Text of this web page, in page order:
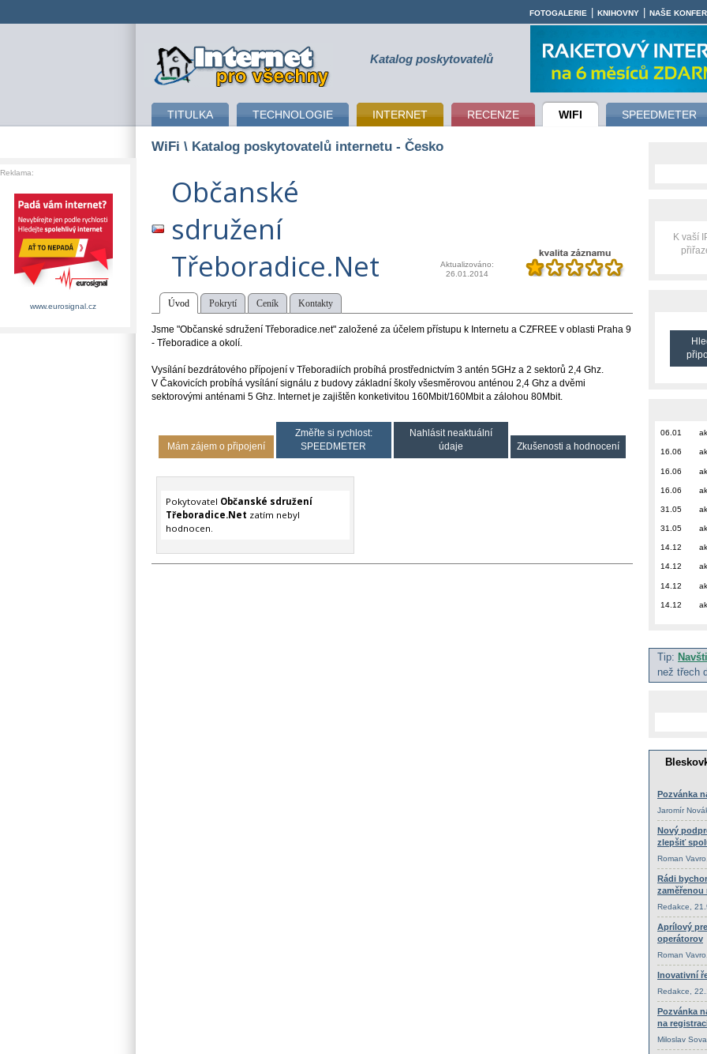
připojení k internetu Katalog poskytovatelů
TITULKA TECHNOLOGIE INTERNET RECENZE WIFI SPEEDMETER
FOTOGALERIE KNIHOVNY NAŠE
WiFi \ Katalog poskytovatelů internetu - Česko
Občanské
sdružení
Třeboradice.Net
Aktualizováno:
26.01.2014
Úvod Pokrytí Ceník Kontakty
Jsme "Občanské sdružení Třeboradice.net" založené za účelem přístupu k Internetu a CZFREE v oblasti Praha 9
- Třeboradice a okolí.
Vysílání bezdrátového přípojení v Třeboradiích probíhá prostřednictvím 3 antén 5GHz a 2 sektorů 2,4 Ghz.
V Čakovicích probíhá vysílání signálu z budovy základní školy všesměrovou anténou 2,4 Ghz a dvěmi
sektorovými anténami 5 Ghz. Internet je zajištěn konketivitou 160Mbit/160Mbit a zálohou 80Mbit.
Mám zájem o připojení
Změřte si rychlost:
SPEEDMETER
Nahlásit neaktuální
údaje
Zkušenosti a hodnocení
Pokytovatel Občanské sdružení
Třeboradice.Net zatím nebyl
hodnocen.
K vaší
06.01
16.06
16.06
16.06
31.05
31.05
14.12
14.12
14.12
14.12
Tip:
než třech
Reklama:
www.eurosignal.cz